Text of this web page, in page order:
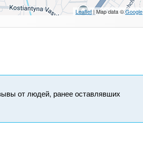
Leaflet| Map data ©Google
от людей, ранее оставлявших